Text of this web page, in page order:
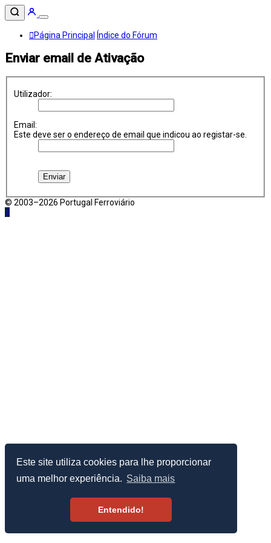
Este site utiliza cookies para lhe proporcionar
uma melhor experiência. Saiba mais
Entendido!
Página Principal Índice do Fórum
Enviar email de Ativação
Utilizador:
Email:
Este deve ser o endereço de email que indicou ao registar-se.
© 2003–2026 Portugal Ferroviário